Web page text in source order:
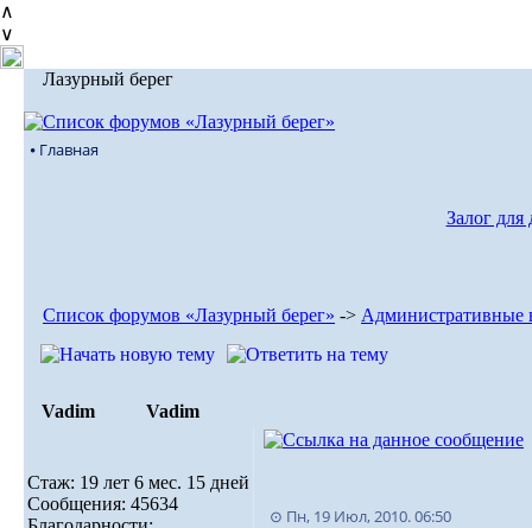
∧
∨
Лазурный берег
⦁ Главная
Залог
Список форумов «Лазурный берег» -> Административные
Vadim Vadim
Стаж: 19 лет 6 мес. 15 дней
Сообщения: 45634
⊙ Пн, 19 Июл, 2010. 06:50